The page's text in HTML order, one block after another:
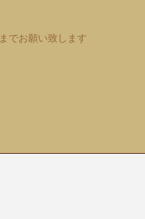
までお願い致します